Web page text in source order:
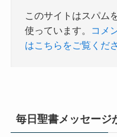
このサイトはスパム
使っています。
コメ
はこちらをご覧くだ
毎日聖書メッセージ